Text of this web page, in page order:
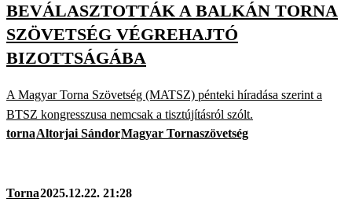
BEVÁLASZTOTTÁK A BALKÁN TORNA
SZÖVETSÉG VÉGREHAJTÓ
BIZOTTSÁGÁBA
A Magyar Torna Szövetség (MATSZ) pénteki híradása szerint a
BTSZ kongresszusa nemcsak a tisztújításról szólt.
tornaAltorjai SándorMagyar Tornaszövetség
Torna2025.12.22. 21:28